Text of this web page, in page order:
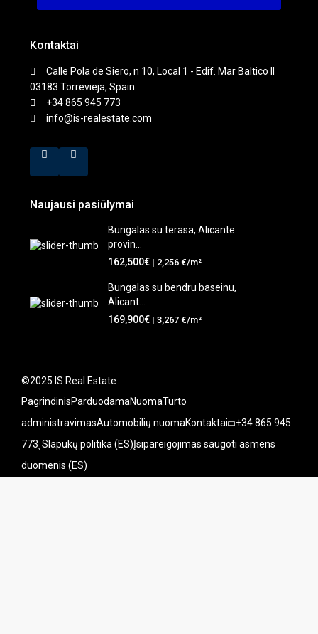
Kontaktai
Calle Pola de Siero, n 10, Local 1 - Edif. Mar Baltico II
03183 Torrevieja, Spain
+34 865 945 773
info@is-realestate.com
Naujausi pasiūlymai
Bungalas su terasa, Alicante
provin...
162,500€ | 2,256 €/m²
Bungalas su bendru baseinu,
Alicant...
169,900€ | 3,267 €/m²
©2025 IS Real Estate
PagrindinisParduodamaNuomaTurto
administravimasAutomobilių nuomaKontaktai +34 865 945
773 Slapukų politika (ES)Įsipareigojimas saugoti asmens
duomenis (ES)